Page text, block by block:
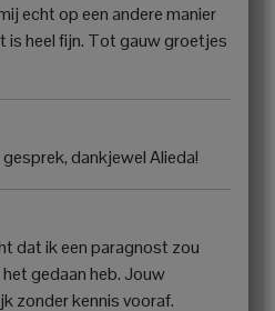
echt op een andere manier
is heel fijn. Tot gauw groetjes
dankjewel Alieda!
dat ik een paragnost zou
gedaan heb. Jouw
zonder kennis vooraf.